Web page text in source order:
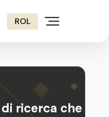
ROL
di ricerca che